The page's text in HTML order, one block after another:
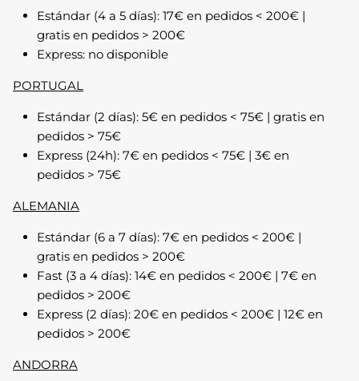
Camisetas
Polos
Lino
Estándar (4 a 5 días): 17€ en pedidos < 200€ |
gratis en pedidos > 200€
Express: no disponible
PORTUGAL
Estándar (2 días): 5€ en pedidos < 75€ | gratis en
pedidos > 75€
Express (24h): 7€ en pedidos < 75€ | 3€ en
pedidos > 75€
ALEMANIA
Estándar (6 a 7 días): 7€ en pedidos < 200€ |
gratis en pedidos > 200€
Fast (3 a 4 días): 14€ en pedidos < 200€ | 7€ en
pedidos > 200€
Express (2 días): 20€ en pedidos < 200€ | 12€ en
pedidos > 200€
ANDORRA